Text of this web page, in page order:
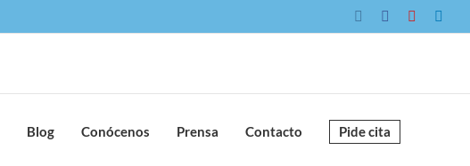
InstagramFacebookYouTube
Blog Conócenos Prensa Contacto Pide cita